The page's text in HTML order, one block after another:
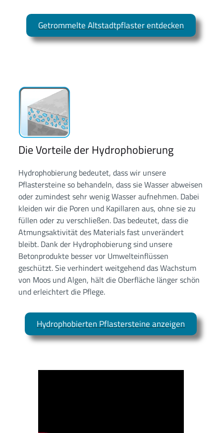
Getrommelte Altstadtpflaster entdecken
Die Vorteile der Hydrophobierung
Hydrophobierung bedeutet, dass wir unsere
Pflastersteine so behandeln, dass sie Wasser abweisen
oder zumindest sehr wenig Wasser aufnehmen. Dabei
kleiden wir die Poren und Kapillaren aus, ohne sie zu
füllen oder zu verschließen. Das bedeutet, dass die
Atmungsaktivität des Materials fast unverändert
bleibt. Dank der Hydrophobierung sind unsere
Betonprodukte besser vor Umwelteinflüssen
geschützt. Sie verhindert weitgehend das Wachstum
von Moos und Algen, hält die Oberfläche länger schön
und erleichtert die Pflege.
Hydrophobierten Pflastersteine anzeigen